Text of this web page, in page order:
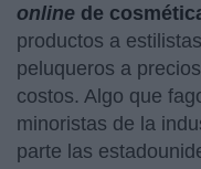
online de
productos a
peluqueros a
costos. Algo que
minoristas de la
parte las